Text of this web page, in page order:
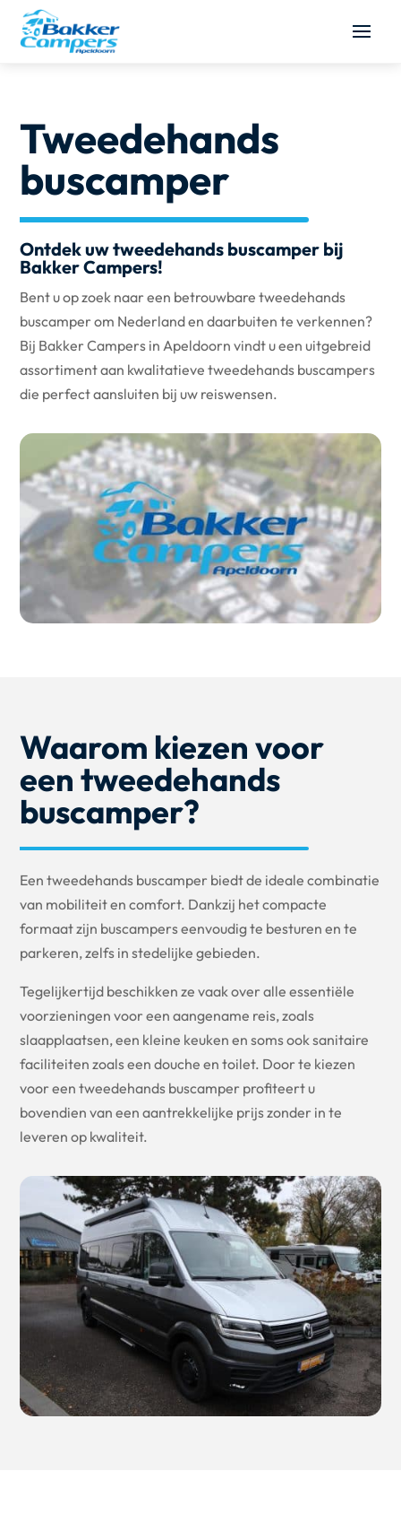
Tweedehands
buscamper
Ontdek uw tweedehands buscamper bij
Bakker Campers!
Bent u op zoek naar een betrouwbare tweedehands
buscamper om Nederland en daarbuiten te verkennen?
Bij Bakker Campers in Apeldoorn vindt u een uitgebreid
assortiment aan kwalitatieve tweedehands buscampers
die perfect aansluiten bij uw reiswensen.
Waarom kiezen voor
een tweedehands
buscamper?
Een tweedehands buscamper biedt de ideale combinatie
van mobiliteit en comfort. Dankzij het compacte
formaat zijn buscampers eenvoudig te besturen en te
parkeren, zelfs in stedelijke gebieden.
Tegelijkertijd beschikken ze vaak over alle essentiële
voorzieningen voor een aangename reis, zoals
slaapplaatsen, een kleine keuken en soms ook sanitaire
faciliteiten zoals een douche en toilet. Door te kiezen
voor een tweedehands buscamper profiteert u
bovendien van een aantrekkelijke prijs zonder in te
leveren op kwaliteit.